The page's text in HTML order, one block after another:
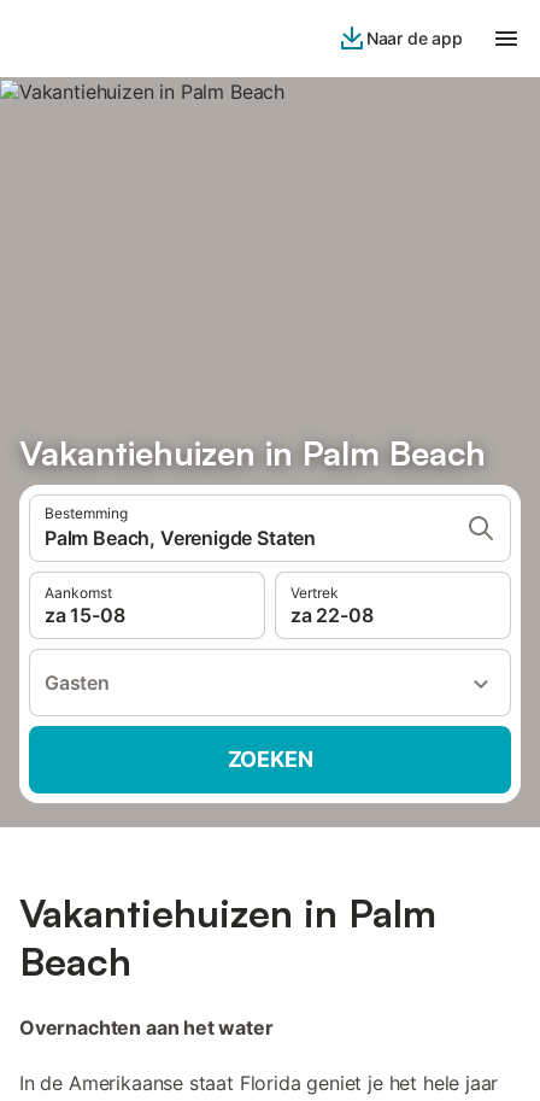
Naar de app
Vakantiehuizen in Palm Beach
Bestemming
Palm Beach, Verenigde Staten
Aankomst
za 15-08
Vertrek
za 22-08
Gasten
ZOEKEN
Vakantiehuizen in Palm
Beach
Overnachten aan het water
In de Amerikaanse staat Florida geniet je het hele jaar